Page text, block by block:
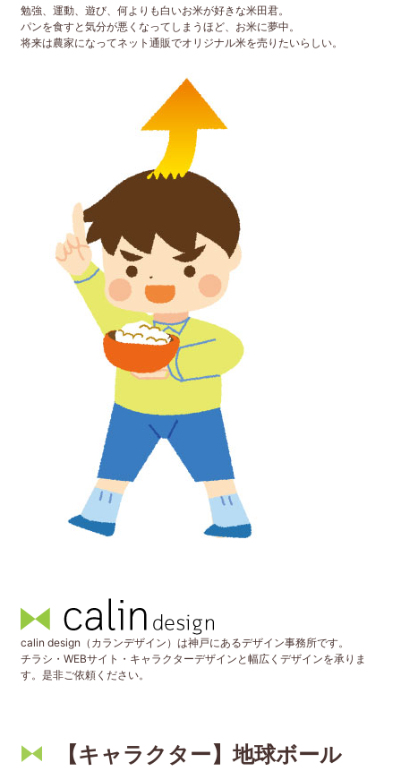
勉強、運動、遊び、何よりも白いお米が好きな米田君。
パンを食すと気分が悪くなってしまうほど、お米に夢中。
将来は農家になってネット通販でオリジナル米を売りたいらしい。
calin design（カランデザイン）は神戸にあるデザイン事務所です。
チラシ・WEBサイト・キャラクターデザインと幅広くデザインを承りま
す。是非ご依頼ください。
【キャラクター】地球ボール